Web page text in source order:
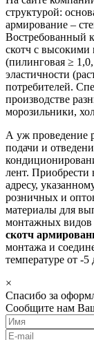
структурой:
армирование –
Востребованный
скотч с высокими
(пилинговая ≥
эластичности
потребителей.
производстве
морозильники,
А уж проведение
подачи и
лент. Приобрести
адресу,
розничных и
материалы для
монтажных видов
скотч
монтажа и
температуре от -
×
Спасибо за
Сообщите нам